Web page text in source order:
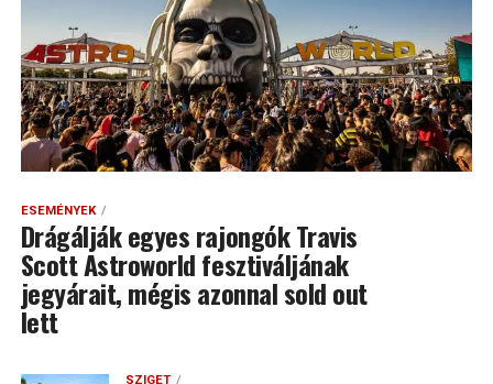
ESEMÉNYEK
Drágálják egyes rajongók Travis
Scott Astroworld fesztiváljának
jegyárait, mégis azonnal sold out
lett
SZIGET